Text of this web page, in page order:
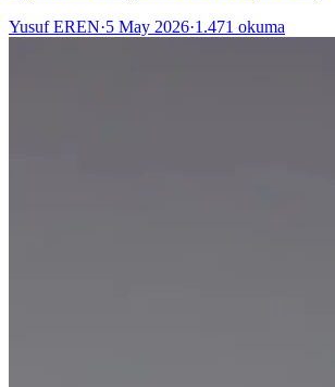
Yusuf EREN·5 May 2026·1.471 okuma